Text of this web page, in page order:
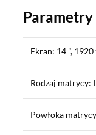
Ekran: 14 ",
Rodzaj matrycy:
Powłoka